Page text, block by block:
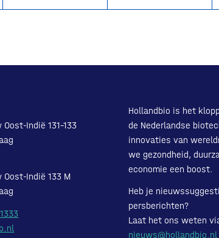
Indië 131-133
Oost-Indië 133 M
Hollandbio is het
de Nederlandse
innovaties van
we gezondheid,
economie een boost.
Heb je
persberichten?
Laat het ons weten
nieuws@hollandbio.nl